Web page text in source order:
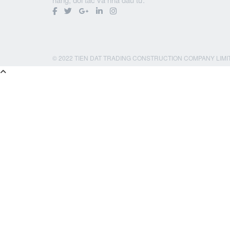
© 2022 TIEN DAT TRADING CONSTRUCTION COMPANY